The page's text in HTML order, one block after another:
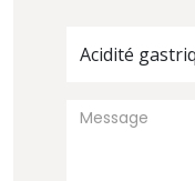
Acidité